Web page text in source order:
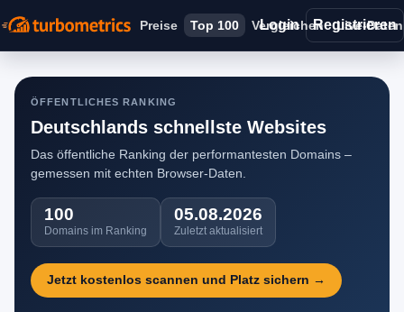
Preise Top 100 Vergleichen Live-Daten
Login Registrieren
ÖFFENTLICHES RANKING
Deutschlands schnellste Websites
Das öffentliche Ranking der performantesten Domains –
gemessen mit echten Browser-Daten.
100
Domains im Ranking
05.08.2026
Zuletzt aktualisiert
Jetzt kostenlos scannen und Platz sichern →